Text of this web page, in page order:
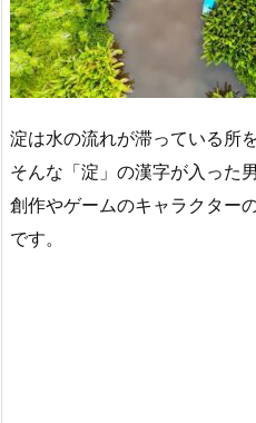
淀は水の流れが滞っている所
そんな「淀」の漢字が入った
創作やゲームのキャラクター
です。